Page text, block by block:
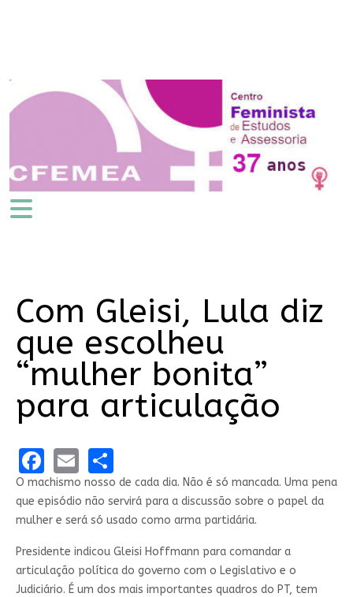
Com Gleisi, Lula diz
que escolheu
“mulher bonita”
para articulação
Facebook
EmailShare
O machismo nosso de cada dia. Não é só mancada. Uma pena
que episódio não servirá para a discussão sobre o papel da
mulher e será só usado como arma partidária.
Presidente indicou Gleisi Hoffmann para comandar a
articulação política do governo com o Legislativo e o
Judiciário. É um dos mais importantes quadros do PT, tem